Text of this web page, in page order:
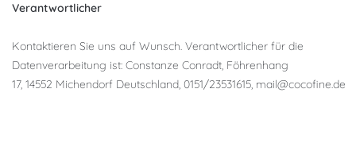
Verantwortlicher
Kontaktieren Sie uns auf Wunsch. Verantwortlicher für die
Datenverarbeitung ist: Constanze Conradt, Föhrenhang
17, 14552 Michendorf Deutschland, 0151/23531615, mail@cocofine.de